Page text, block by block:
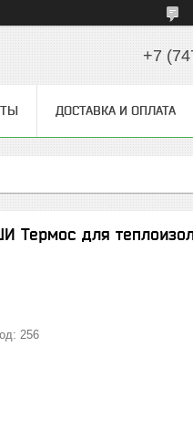
+7
ДОСТАВКА И ОПЛАТА
Термос для
256